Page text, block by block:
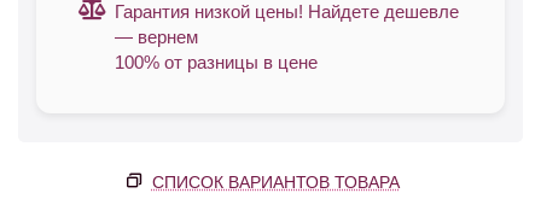
Гарантия низкой цены! Найдете дешевле
— вернем
100% от разницы в цене
СПИСОК ВАРИАНТОВ ТОВАРА